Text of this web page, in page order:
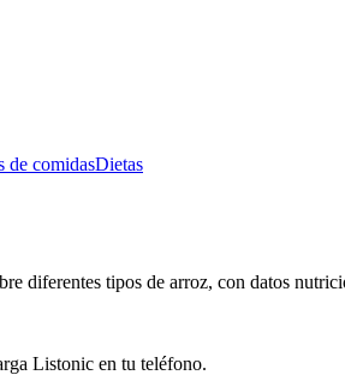
de comidasDietas
diferentes tipos de arroz, con datos
Listonic en tu teléfono.